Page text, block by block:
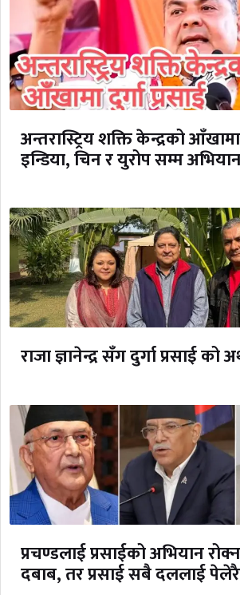
अन्तरास्ट्रिय शक्ति केन्द्रको आँखामा
इन्डिया, चिन र युरोप सम्म
राजा ज्ञानेन्द्र सँग दुर्गा प्रसाई को
प्रचण्डलाई प्रसाईको अभियान
दबाब, तर प्रसाई सबै दललाई